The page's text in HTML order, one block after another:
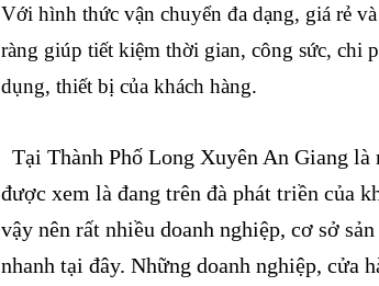
Với hình thức vận chuyển đa dạng, giá rẻ
ràng giúp tiết kiệm thời gian, công sức, chi
dụng, thiết bị của khách hàng.
Tại Thành Phố Long Xuyên An Giang
được xem là đang trên đà phát triền của
vậy nên rất nhiều doanh nghiệp, cơ sở
nhanh tại đây. Những doanh nghiệp, cửa